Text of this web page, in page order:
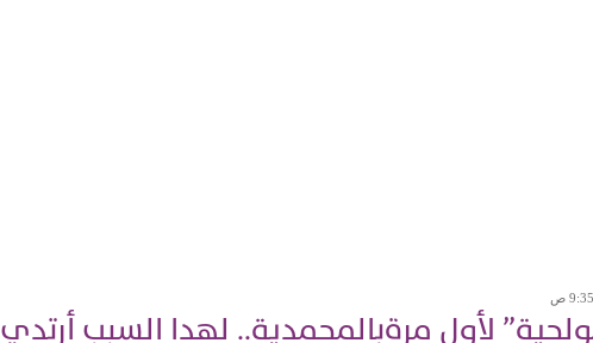
لأول مرةبالمحمدية.. لهدا السبب أرتدي